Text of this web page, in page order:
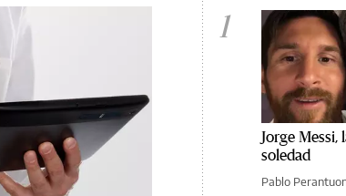
1
Jorge
soledad
Pablo